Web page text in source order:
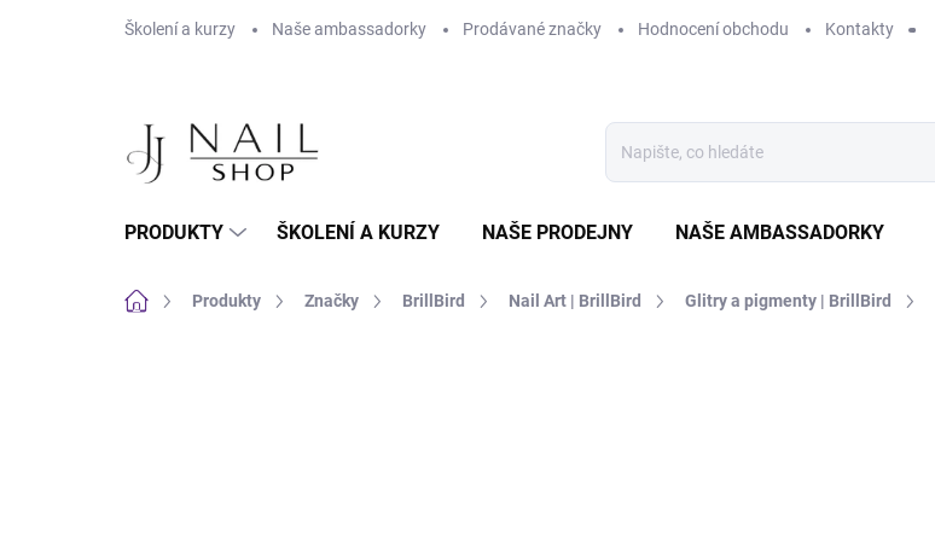
Školení a kurzy
Naše ambassadorky Prodávané značky Hodnocení obchodu Kontakty
PRODUKTY ŠKOLENÍ A KURZY NAŠE PRODEJNY NAŠE AMBASSADORKY
Domů Produkty Značky BrillBird Nail Art | BrillBird Glitry a pigmenty | BrillBird